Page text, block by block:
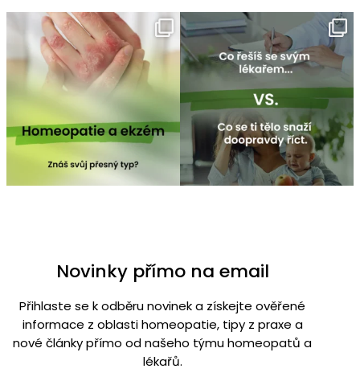
homeopatika.cz
Čvc 25
homeopatika.cz
Čvc 16
Novinky přímo na email
Přihlaste se k odběru novinek a získejte ověřené
informace z oblasti homeopatie, tipy z praxe a
nové články přímo od našeho týmu homeopatů a
lékařů.